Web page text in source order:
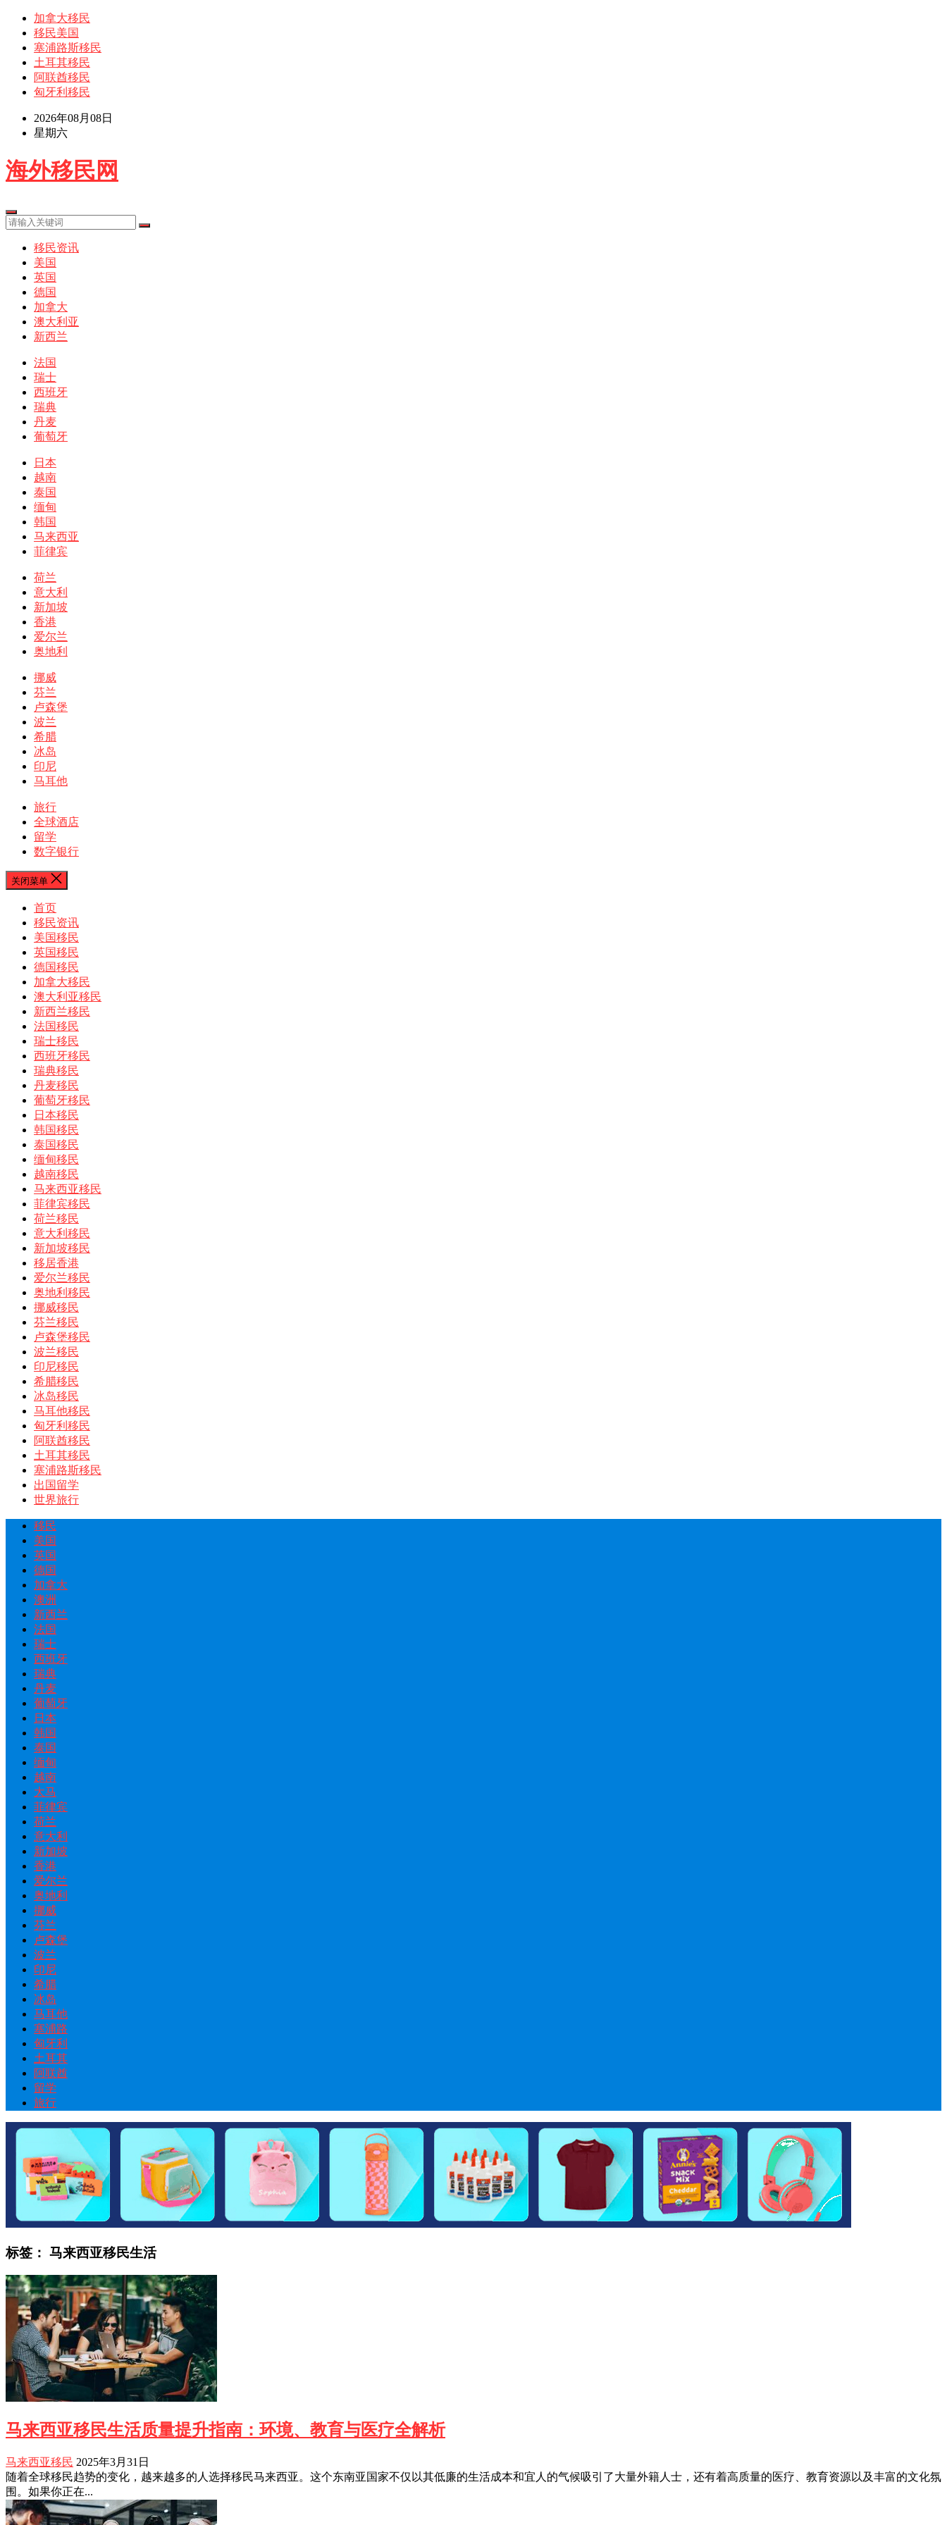
加拿大移民
移民美国
塞浦路斯移民
土耳其移民
阿联酋移民
匈牙利移民
2026年08月08日
星期六
海外移民网
移民资讯
美国
英国
德国
加拿大
澳大利亚
新西兰
法国
瑞士
西班牙
瑞典
丹麦
葡萄牙
日本
越南
泰国
缅甸
韩国
马来西亚
菲律宾
荷兰
意大利
新加坡
香港
爱尔兰
奥地利
挪威
芬兰
卢森堡
波兰
希腊
冰岛
印尼
马耳他
旅行
全球酒店
留学
数字银行
关闭菜单
首页
移民资讯
美国移民
英国移民
德国移民
加拿大移民
澳大利亚移民
新西兰移民
法国移民
瑞士移民
西班牙移民
瑞典移民
丹麦移民
葡萄牙移民
日本移民
韩国移民
泰国移民
缅甸移民
越南移民
马来西亚移民
菲律宾移民
荷兰移民
意大利移民
新加坡移民
移居香港
爱尔兰移民
奥地利移民
挪威移民
芬兰移民
卢森堡移民
波兰移民
印尼移民
希腊移民
冰岛移民
马耳他移民
匈牙利移民
阿联酋移民
土耳其移民
塞浦路斯移民
出国留学
世界旅行
移民
美国
英国
德国
加拿大
澳洲
新西兰
法国
瑞士
西班牙
瑞典
丹麦
葡萄牙
日本
韩国
泰国
缅甸
越南
大马
菲律宾
荷兰
意大利
新加坡
香港
爱尔兰
奥地利
挪威
芬兰
卢森堡
波兰
印尼
希腊
冰岛
马耳他
塞浦路
匈牙利
土耳其
阿联酋
留学
旅行
标签： 马来西亚移民生活
马来西亚移民生活质量提升指南：环境、教育与医疗全解析
马来西亚移民 2025年3月31日
随着全球移民趋势的变化，越来越多的人选择移民马来西亚。这个东南亚国家不仅以其低廉的生活成本和宜人的气候吸引了大量外籍人士，还有着高质量的医疗、教育资源以及丰富的文化氛
围。如果你正在...